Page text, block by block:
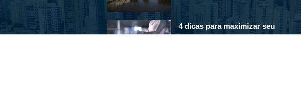
4 dicas para maximizar seu